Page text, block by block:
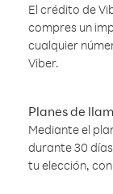
El crédito de
compres un
cualquier
Viber.
Planes de
Mediante el
durante 30
tu elección,